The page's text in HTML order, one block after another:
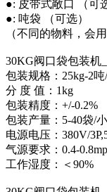
●: 皮带式敞口 （可
●: 吨袋 （可选）
（不同的物料，会
30KG阀口袋包装机
包装规格：25kg-2吨
分 度 值：1kg
包装精度：+/-0.2%
包装产量：5-40袋/
电源电压：380V/
气源要求：0.4-
工作湿度：＜90%